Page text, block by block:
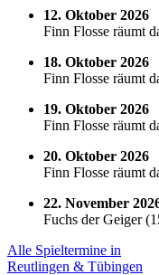
12. Oktober 2026
Finn Flosse räumt
18. Oktober 2026
Finn Flosse räumt
19. Oktober 2026
Finn Flosse räumt
20. Oktober 2026
Finn Flosse räumt
22. November
Fuchs der Geiger(
Alle Spieltermine in
Reutlingen & Tübingen